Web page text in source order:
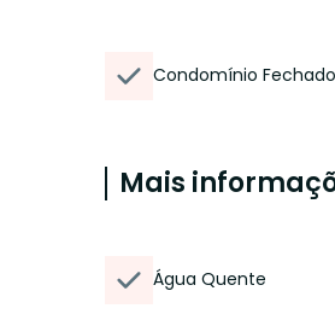
Condomínio Fechado
Mais
Água Quente